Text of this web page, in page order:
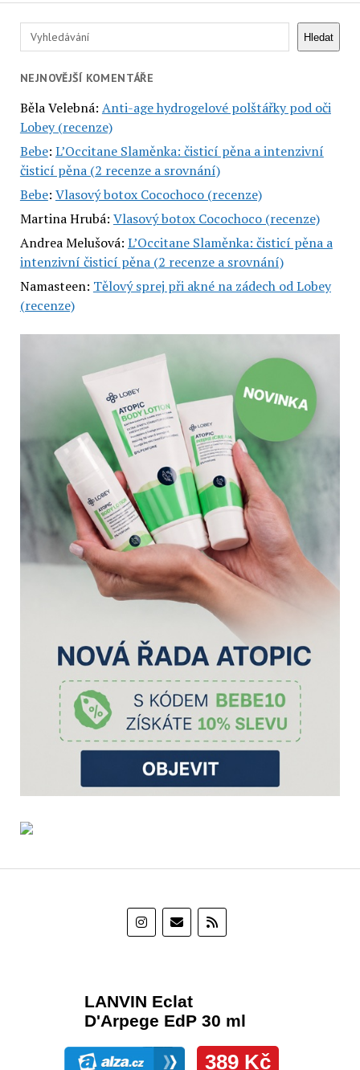
Hledat Hledat
NEJNOVĚJŠÍ KOMENTÁŘE
Běla Velebná: Anti-age hydrogelové polštářky pod oči
Lobey (recenze)
Bebe: L’Occitane Slaměnka: čisticí pěna a intenzivní
čisticí pěna (2 recenze a srovnání)
Bebe: Vlasový botox Cocochoco (recenze)
Martina Hrubá: Vlasový botox Cocochoco (recenze)
Andrea Melušová: L’Occitane Slaměnka: čisticí pěna a
intenzivní čisticí pěna (2 recenze a srovnání)
Namasteen: Tělový sprej při akné na zádech od Lobey
(recenze)